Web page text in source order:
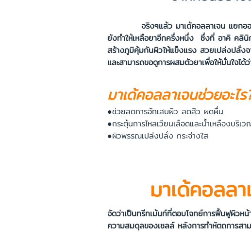
จริงๆแล้ว มาเด้คอลลาเจน แยกออกเ
ยังทำให้เหลือยาอีกครึ่งหนึ่ง ซึ่งที่ อาคิ คลิ
สร้างภูมิคุ้มกันผิวให้แข็งแรง สวยเปล่งปลั่
และสามารถขอดูการผสมตัวยาเพื่อให้มั่นใจ
มาเด้คอลลาเจนช่วยอะไร
●ช่วยลดการอักเสบผิว ลดสิว ผดผื่น
●กระตุ้นการไหลเวียนเลือดและน้ำเหลืองบริเ
●ผิวพรรณเปล่งปลั่ง กระจ่างใส
มาเด้คอลลา
จัดว่าเป็นทรีทเม้นท์ที่ตอบโจทย์การฟื้นฟูผิวห
ความสมดุลของเซลล์ หลังการทำหัตถการสา